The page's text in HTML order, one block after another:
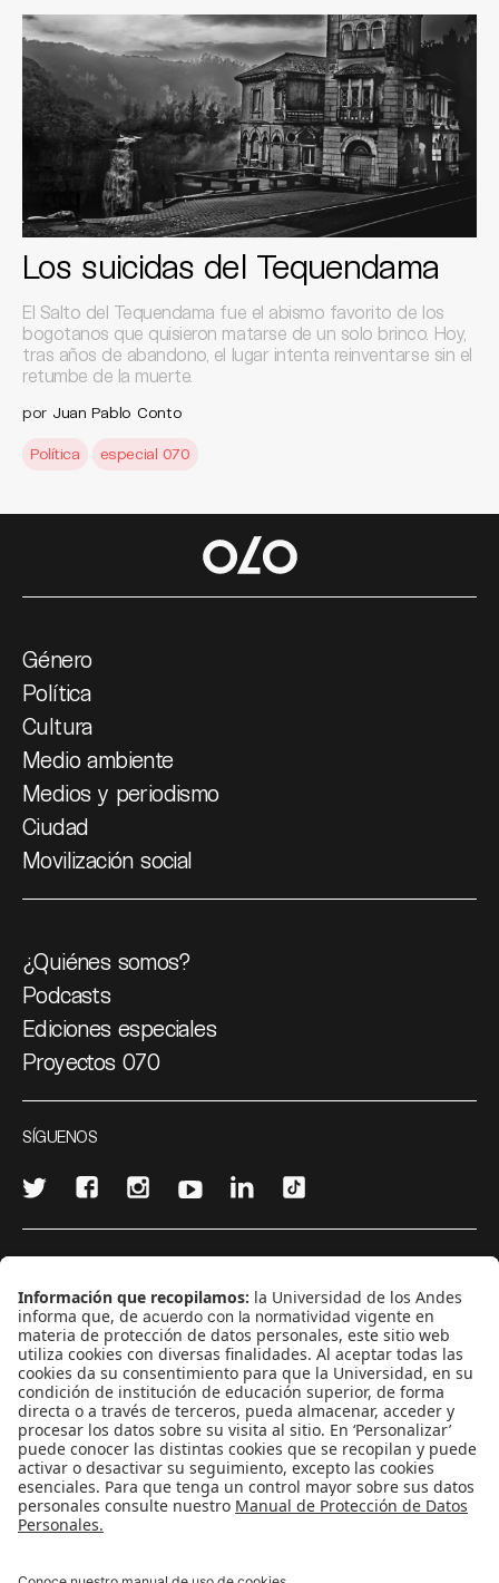
Los suicidas del Tequendama
El Salto del Tequendama fue el abismo favorito de los
bogotanos que quisieron matarse de un solo brinco. Hoy,
tras años de abandono, el lugar intenta reinventarse sin el
retumbe de la muerte.
por Juan Pablo Conto
Política especial 070
Género
Política
Cultura
Medio ambiente
Medios y periodismo
Ciudad
Movilización social
¿Quiénes somos?
Podcasts
Ediciones especiales
Proyectos 070
SÍGUENOS
CONTÁCTANOS
cerosetenta@uniandes.edu.co
BOGOTÁ, COLOMBIA
NEWSLETTER